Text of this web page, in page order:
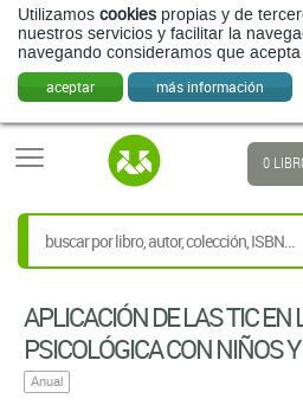
Utilizamos cookies propias y de
nuestros servicios y facilitar la
navegando consideramos que
aceptar más información
0
APLICACIÓN DE LAS TIC
PSICOLÓGICA CON NIÑOS
Anual